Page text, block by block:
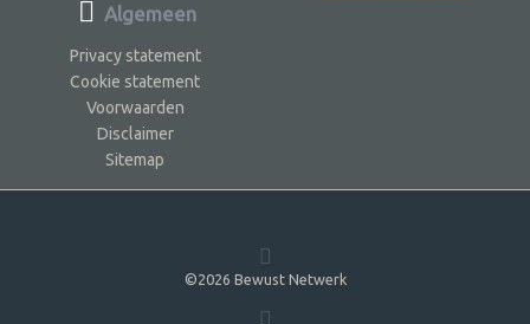
Algemeen
Privacy statement
Cookie statement
Voorwaarden
Disclaimer
Sitemap
©2026 Bewust Netwerk